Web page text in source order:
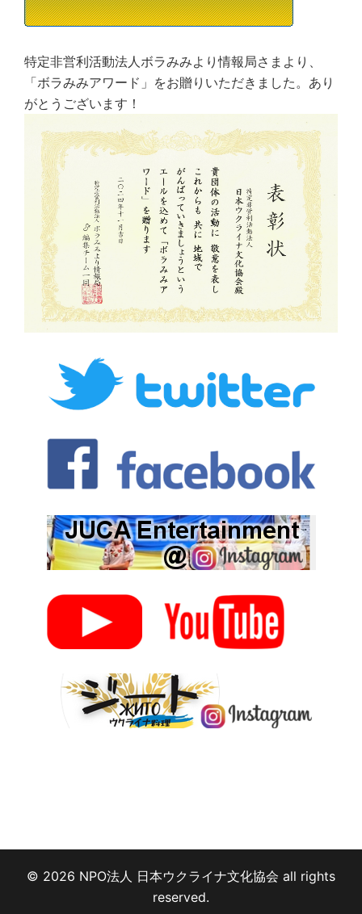
特定非営利活動法人ボラみみより情報局さまより、
「ボラみみアワード」をお贈りいただきました。あり
がとうございます！
© 2026 NPO法人 日本ウクライナ文化協会 all rights
reserved.